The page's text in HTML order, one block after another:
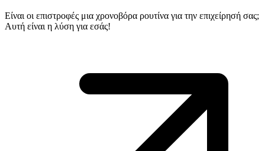
Είναι οι επιστροφές μια χρονοβόρα ρουτίνα για την επιχείρησή σας;
Αυτή είναι η λύση για εσάς!